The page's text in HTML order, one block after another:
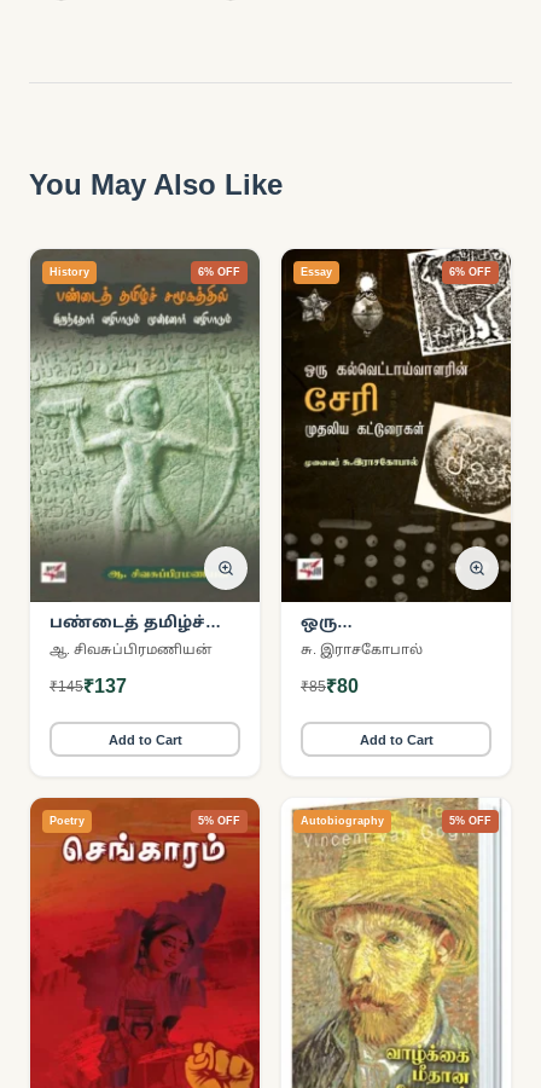
You May Also Like
History 6% OFF
பண்டைத் தமிழ்ச்
சமூகத்தில்
வழிபாடும்
வழிபாடும்
ஆ. சிவசுப்பிரமணியன்
₹145₹137
Add to Cart
Essay 6% OFF
ஒரு
கல்வெட்டாய்வாளரின்
கட்டுரைகள்
சு. இராசகோபால்
₹85₹80
Add to Cart
Poetry 5% OFF Autobiography 5% OFF